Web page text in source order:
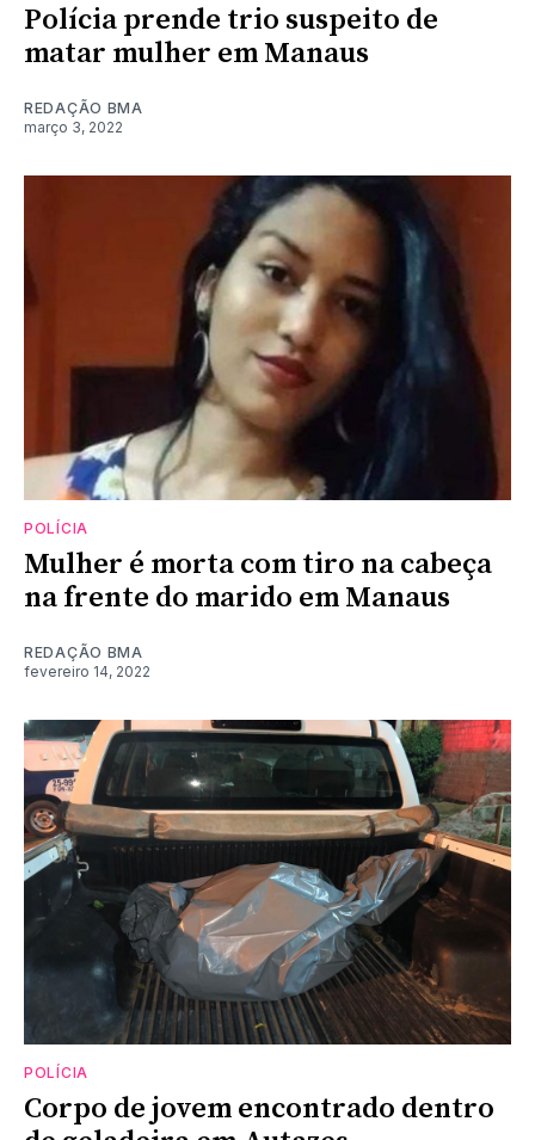
Polícia prende trio suspeito de
matar mulher em Manaus
REDAÇÃO BMA
março 3, 2022
POLÍCIA
Mulher é morta com tiro na cabeça
na frente do marido em Manaus
REDAÇÃO BMA
fevereiro 14, 2022
POLÍCIA
Corpo de jovem encontrado dentro